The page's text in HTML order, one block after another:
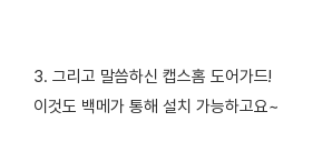
3. 그리고 말씀하신 캡스홈 도어가드!
이것도 백메가 통해 설치 가능하고요~